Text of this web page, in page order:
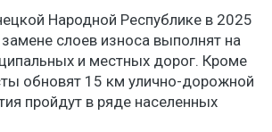
Народной Республике в 2025
слоев износа выполнят на
и местных дорог. Кроме
обновят 15 км улично-дорожной
пройдут в ряде населенных